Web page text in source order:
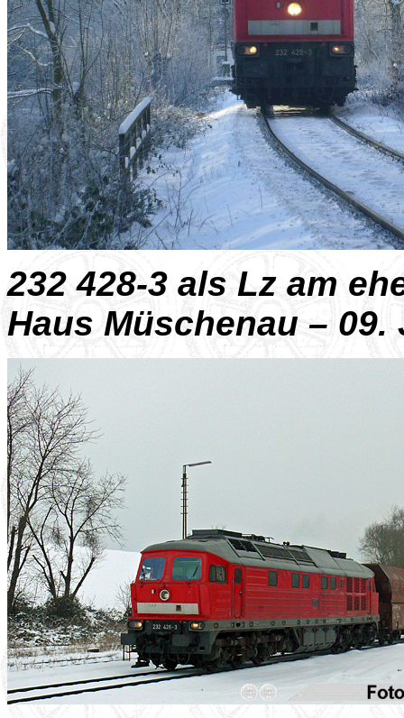
232 428-3 als Lz am
Haus Müschenau – 09.